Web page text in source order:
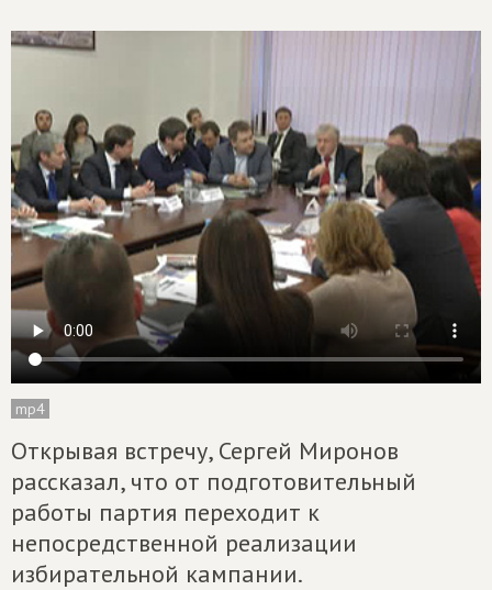
mp4
Открывая встречу, Сергей Миронов
рассказал, что от подготовительный
работы партия переходит к
непосредственной реализации
избирательной кампании.